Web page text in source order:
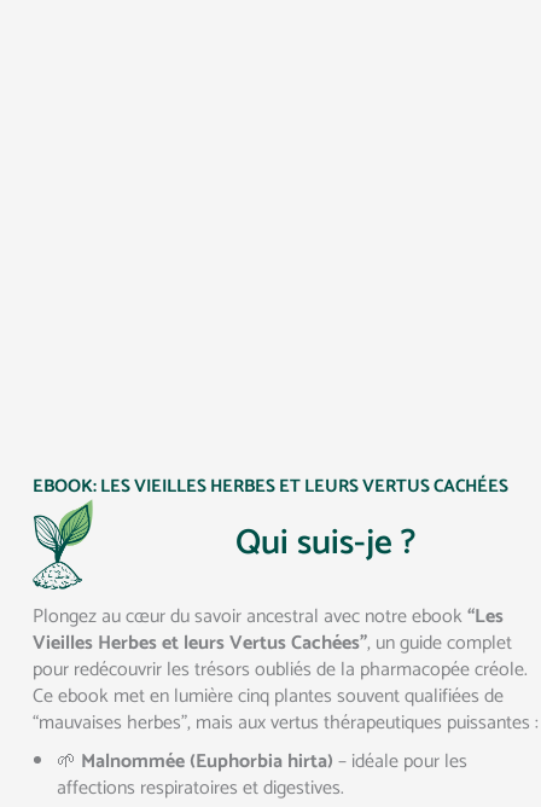
EBOOK: LES VIEILLES HERBES ET LEURS VERTUS CACHÉES
Qui suis-je ?
Plongez au cœur du savoir ancestral avec notre ebook“Les
Vieilles Herbes et leurs Vertus Cachées”, un guide complet
pour redécouvrir les trésors oubliés de la pharmacopée créole.
Ce ebook met en lumière cinq plantes souvent qualifiées de
“mauvaises herbes”, mais aux vertus thérapeutiques puissantes :
🌱 Malnommée (Euphorbia hirta)– idéale pour les
affections respiratoires et digestives.